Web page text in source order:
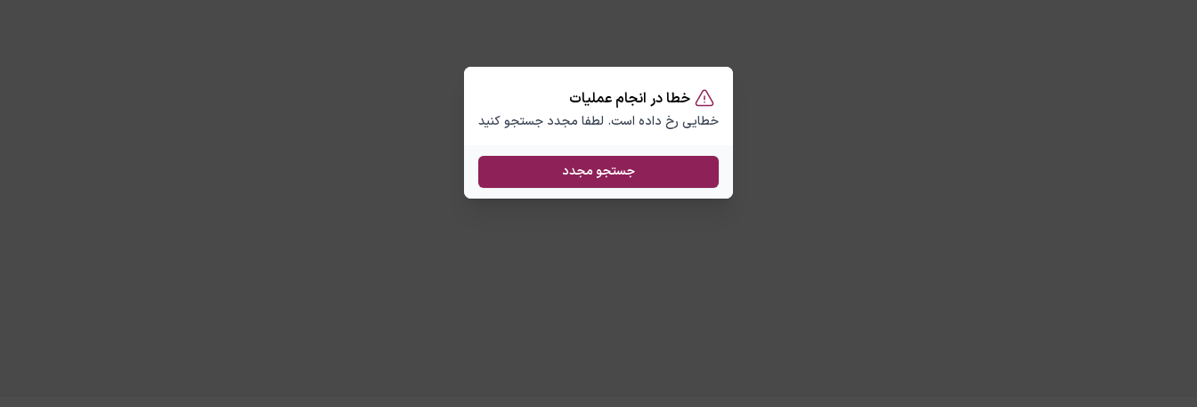
خطا در انجام عملیات
خطایی رخ داده است. لطفا مجدد جستجو کنید
جستجو مجدد